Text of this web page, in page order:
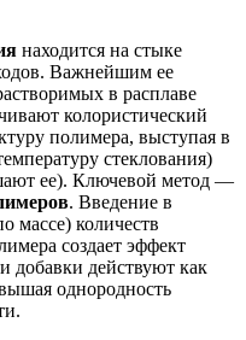
находится на стыке
Важнейшим ее
в расплаве
колористический
полимера, выступая в
стеклования)
ее). Ключевой метод —
. Введение в
массе) количеств
создает эффект
добавки действуют как
однородность